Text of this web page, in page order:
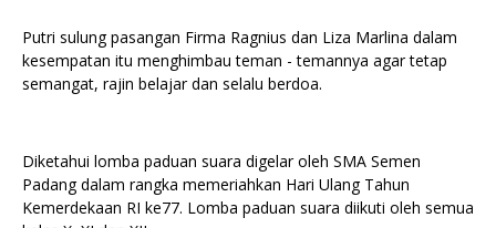
Putri sulung pasangan Firma Ragnius dan Liza Marlina dalam
kesempatan itu menghimbau teman - temannya agar tetap
semangat, rajin belajar dan selalu berdoa.
Diketahui lomba paduan suara digelar oleh SMA Semen
Padang dalam rangka memeriahkan Hari Ulang Tahun
Kemerdekaan RI ke77. Lomba paduan suara diikuti oleh semua